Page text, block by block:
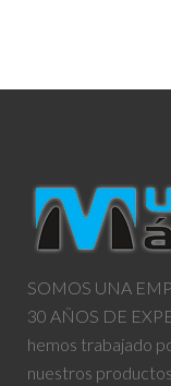
SOMOS UNA
30 AÑOS DE
hemos trabajado
nuestros